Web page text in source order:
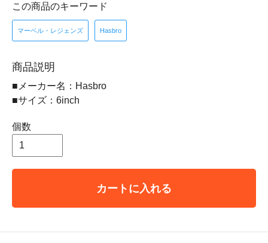
この商品のキーワード
マーベル・レジェンズ Hasbro
商品説明
■メーカー名：Hasbro
■サイズ：6inch
個数
カートに入れる